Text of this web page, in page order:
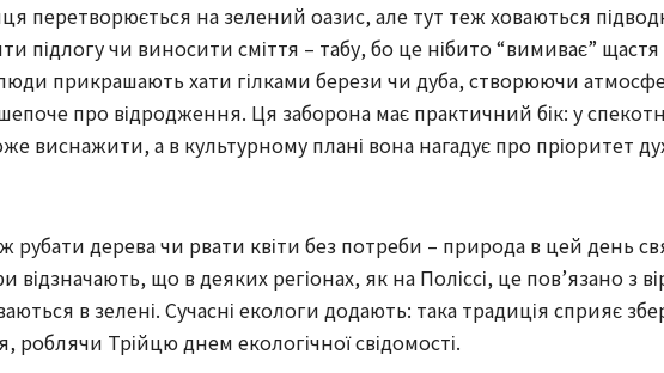
перетворюється на зелений оазис, але тут теж ховаються
підлогу чи виносити сміття – табу, бо це нібито “вимиває” щастя
прикрашають хати гілками берези чи дуба, створюючи
про відродження. Ця заборона має практичний бік: у
виснажити, а в культурному плані вона нагадує про пріоритет
рубати дерева чи рвати квіти без потреби – природа в цей день
відзначають, що в деяких регіонах, як на Поліссі, це пов’язано з
в зелені. Сучасні екологи додають: така традиція сприяє
роблячи Трійцю днем екологічної свідомості.